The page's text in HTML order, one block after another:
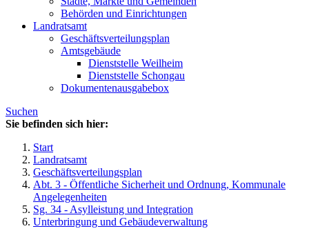
Behörden und Einrichtungen
Landratsamt
Geschäftsverteilungsplan
Amtsgebäude
Dienststelle Weilheim
Dienststelle Schongau
Dokumentenausgabebox
Suchen
Sie befinden sich hier:
Start
Landratsamt
Geschäftsverteilungsplan
Abt. 3 - Öffentliche Sicherheit und Ordnung, Kommunale
Angelegenheiten
Sg. 34 - Asylleistung und Integration
Unterbringung und Gebäudeverwaltung